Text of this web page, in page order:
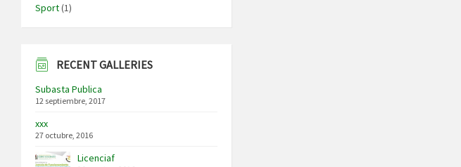
Sport(1)
RECENT GALLERIES
Subasta Publica
12 septiembre, 2017
xxx
27 octubre, 2016
Licenciaf